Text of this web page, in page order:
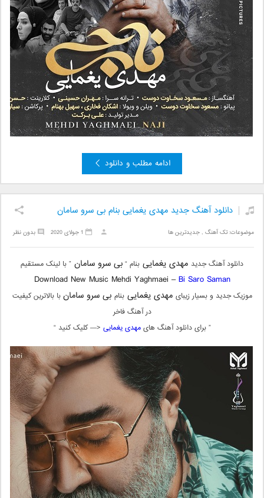
ادامه مطلب و دانلود
دانلود آهنگ جدید مهدی یغمایی بنام بی سرو سامان
موضوعات:تک آهنگ ,جدیدترین ها بدون نظر 1 جولای 2020
دانلود آهنگ جدید مهدی یغمایی بنام “بی سرو سامان ” با لینک مستقیم
Download New Music Mehdi Yaghmaei –Bi Saro Saman
موزیک جدید و بسیار زیبای مهدی یغماییبنام بی سرو سامانبا بالاترین کیفیت
در آهنگ فاخر
” برای دانلود آهنگ هایمهدی یغمایی <— کلیک کنید “